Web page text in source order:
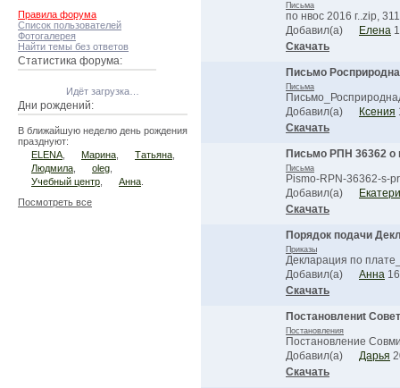
Правила форума
Список пользователей
Фотогалерея
Найти темы без ответов
Статистика форума:
Идёт загрузка…
Дни рождений:
В ближайшую неделю день рождения
празднуют:
ELENA
Марина Татьяна
Людмила
oleg
Учебный центр
Анна
Посмотреть все
Письма
по нвос 2016 г..zip,
Добавил(а)
Елена
Скачать
Письмо
Письма
Добавил(а)
Ксения
Скачать
Письмо РПН 36362 о
Письма
Pismo-RPN-36362-s-
Добавил(а)
Скачать
Порядок подачи
Приказы
Декларация по
Добавил(а)
Анна
Скачать
Постановлениt
Постановления
Постановление
Добавил(а)
Дарья
Скачать